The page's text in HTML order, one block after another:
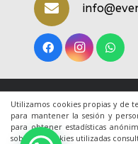
Utilizamos cookies propias y de
para mantener la sesión y
para obtener estadísticas
sobre las cookies utilizadas
© 2020 Todos los
deACRILONIA